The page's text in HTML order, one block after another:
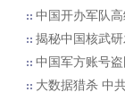
中国开办军队
揭秘中国核武
中国军方账号
大数据猎杀 中